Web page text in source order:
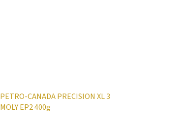
PETRO-CANADA PRECISION XL 3
MOLY EP2 400g